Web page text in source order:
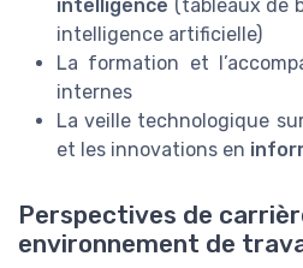
intelligence (tableaux de
intelligence artificielle)
La formation et
internes
La veille technologique
et les innovations en
Perspectives de
environnement de